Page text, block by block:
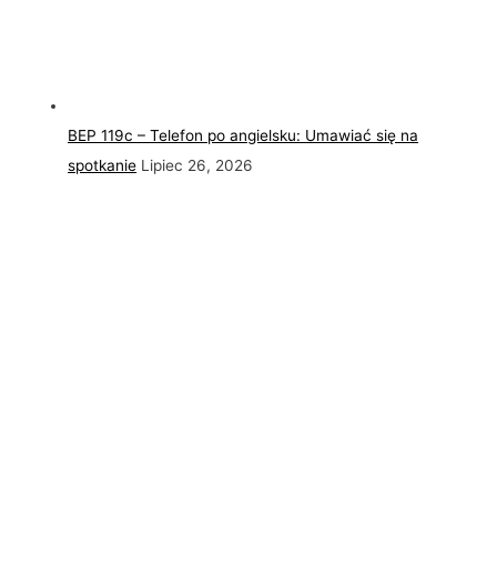
BEP 119c – Telefon po angielsku: Umawiać się na
spotkanie Lipiec 26, 2026